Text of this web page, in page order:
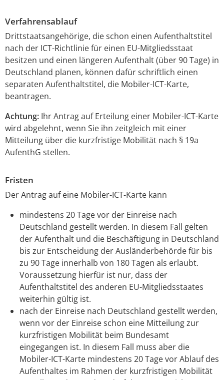
Verfahrensablauf
Drittstaatsangehörige, die schon einen Aufenthaltstitel
nach der ICT-Richtlinie für einen EU-Mitgliedsstaat
besitzen und einen längeren Aufenthalt (über 90 Tage) in
Deutschland planen, können dafür schriftlich einen
separaten Aufenthaltstitel, die Mobiler-ICT-Karte,
beantragen.
Achtung: Ihr Antrag auf Erteilung einer Mobiler-ICT-Karte
wird abgelehnt, wenn Sie ihn zeitgleich mit einer
Mitteilung über die kurzfristige Mobilität nach § 19a
AufenthG stellen.
Fristen
Der Antrag auf eine Mobiler-ICT-Karte kann
mindestens 20 Tage vor der Einreise nach
Deutschland gestellt werden. In diesem Fall gelten
der Aufenthalt und die Beschäftigung in Deutschland
bis zur Entscheidung der Ausländerbehörde für bis
zu 90 Tage innerhalb von 180 Tagen als erlaubt.
Voraussetzung hierfür ist nur, dass der
Aufenthaltstitel des anderen EU-Mitgliedsstaates
weiterhin gültig ist.
nach der Einreise nach Deutschland gestellt werden,
wenn vor der Einreise schon eine Mitteilung zur
kurzfristigen Mobilität beim Bundesamt
eingegangen ist. In diesem Fall muss aber die
Mobiler-ICT-Karte mindestens 20 Tage vor Ablauf des
Aufenthaltes im Rahmen der kurzfristigen Mobilität